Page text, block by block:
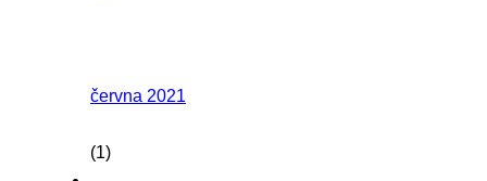
června 2021
(1)